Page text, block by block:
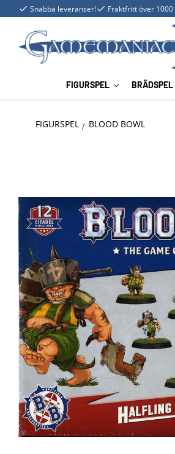
Snabba leveranser! Fraktfritt över 1000
FIGURSPEL
FIGURSPEL BLOOD BOWL